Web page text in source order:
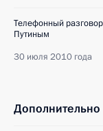
Телефонный
Путиным
30 июля 2010 года
Дополнительно